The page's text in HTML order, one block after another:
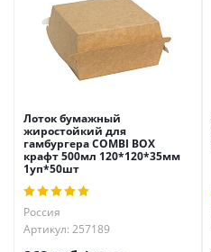
Лоток бумажный
жиростойкий для
гамбургера COMBI BOX
крафт 500мл 120*120*35мм
1уп*50шт
Россия
Артикул: 257189